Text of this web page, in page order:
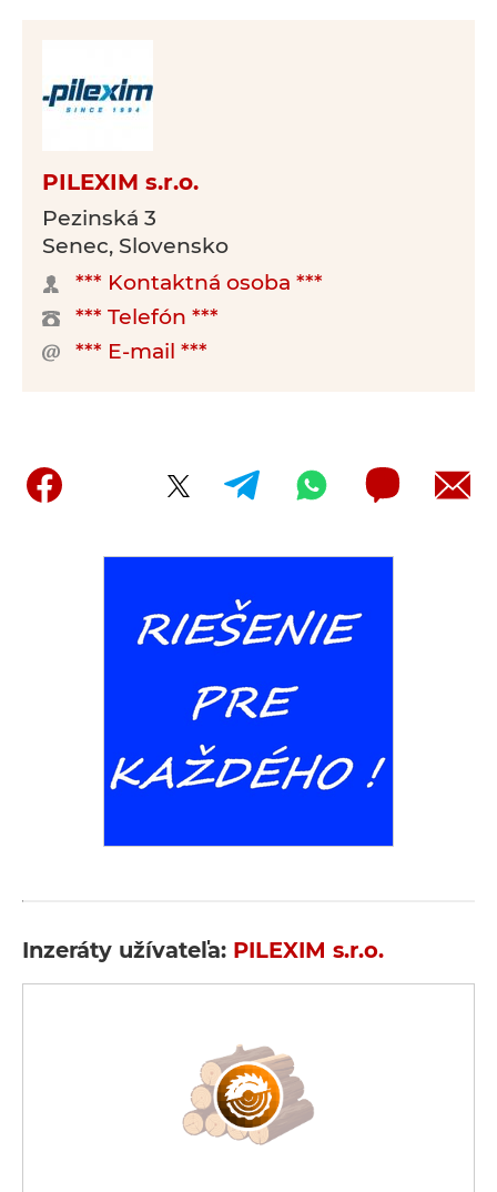
PILEXIM s.r.o.
Pezinská 3
Senec, Slovensko
*** Kontaktná osoba ***
*** Telefón ***
*** E-mail ***
Inzeráty užívateľa: PILEXIM s.r.o.